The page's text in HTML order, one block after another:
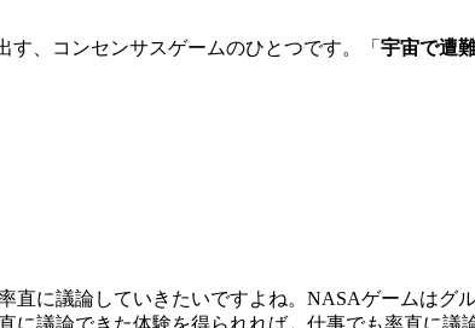
、コンセンサスゲームのひとつです。「 宇宙で遭
に議論していきたいですよね。NASAゲームはグ